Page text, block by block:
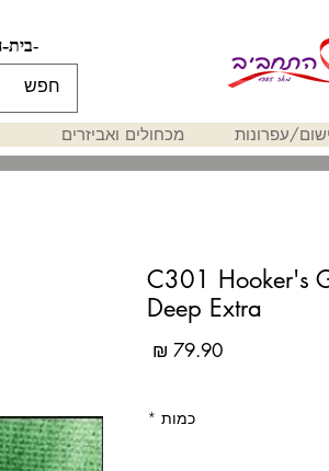
-חוגים- -בית-
עפרונות מכחולים ואביזרים
C301 Hooker's
Deep Extra
כמות *